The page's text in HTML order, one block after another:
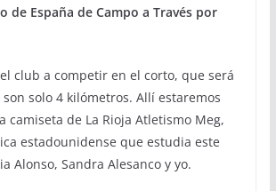
de España de Campo a Través por
club a competir en el corto, que será
solo 4 kilómetros. Allí estaremos
camiseta de La Rioja Atletismo Meg,
estadounidense que estudia este
Alonso, Sandra Alesanco y yo.